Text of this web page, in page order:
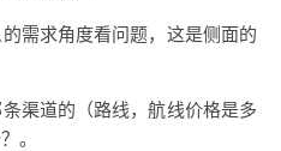
需求角度看问题，这是侧面的
渠道的（路线，航线价格是多
。